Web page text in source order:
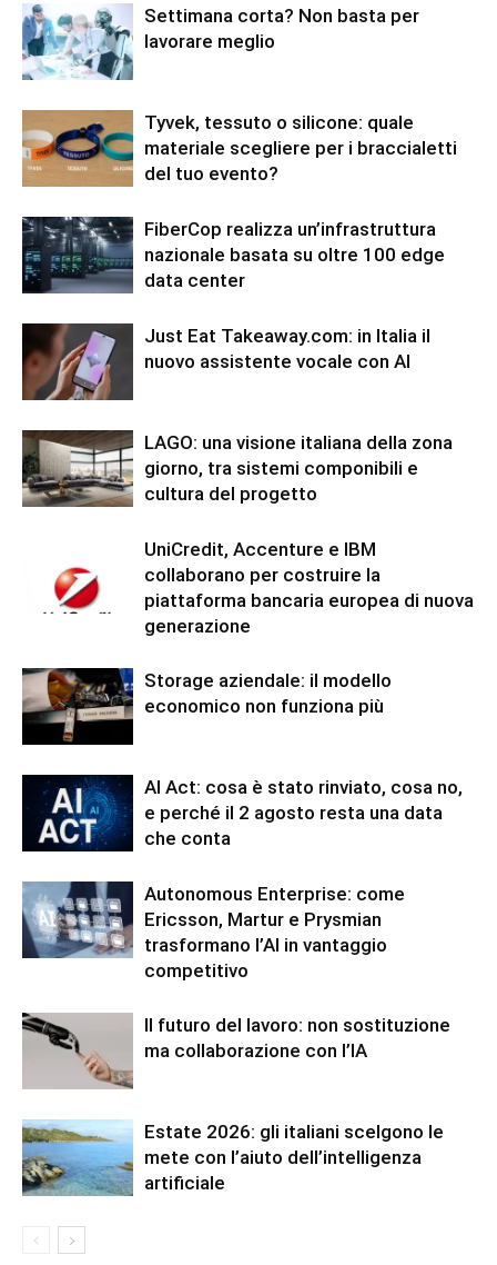
Settimana corta? Non basta per
lavorare meglio
Tyvek, tessuto o silicone: quale
materiale scegliere per i braccialetti
del tuo evento?
FiberCop realizza un’infrastruttura
nazionale basata su oltre 100 edge
data center
Just Eat Takeaway.com: in Italia il
nuovo assistente vocale con AI
LAGO: una visione italiana della zona
giorno, tra sistemi componibili e
cultura del progetto
UniCredit, Accenture e IBM
collaborano per costruire la
piattaforma bancaria europea di nuova
generazione
Storage aziendale: il modello
economico non funziona più
AI Act: cosa è stato rinviato, cosa no,
e perché il 2 agosto resta una data
che conta
Autonomous Enterprise: come
Ericsson, Martur e Prysmian
trasformano l’AI in vantaggio
competitivo
Il futuro del lavoro: non sostituzione
ma collaborazione con l’IA
Estate 2026: gli italiani scelgono le
mete con l’aiuto dell’intelligenza
artificiale